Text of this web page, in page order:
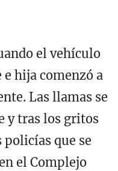
el vehículo
hija comenzó a
Las llamas se
y tras los gritos
que se
el Complejo